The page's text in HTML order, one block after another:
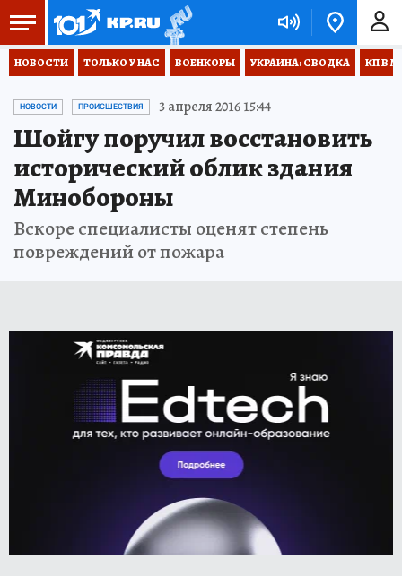
НОВОСТИ ТОЛЬКО У НАС ВОЕНКОРЫ УКРАИНА: СВОДКА КП В
НОВОСТИ ПРОИСШЕСТВИЯ 3 апреля 2016 15:44
Шойгу поручил восстановить
исторический облик здания
Минобороны
Вскоре специалисты оценят степень
повреждений от пожара